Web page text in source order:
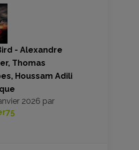
- Alexandre
Thomas
Houssam Adili
2026 par